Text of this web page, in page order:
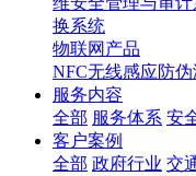
换系统
物联网产品
NFC无线感应防
服务内容
全部 服务体系 安
客户案例
全部 政府行业 交